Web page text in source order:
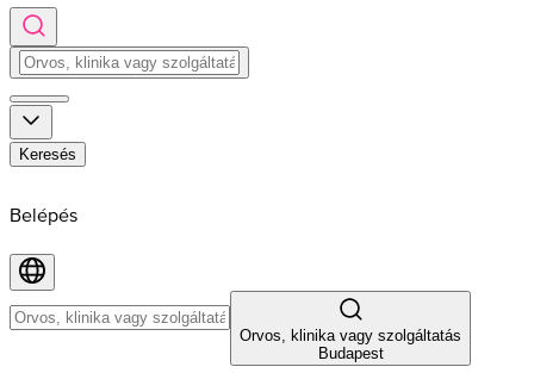
Keresés
Belépés
Orvos, klinika vagy szolgáltatás
Budapest